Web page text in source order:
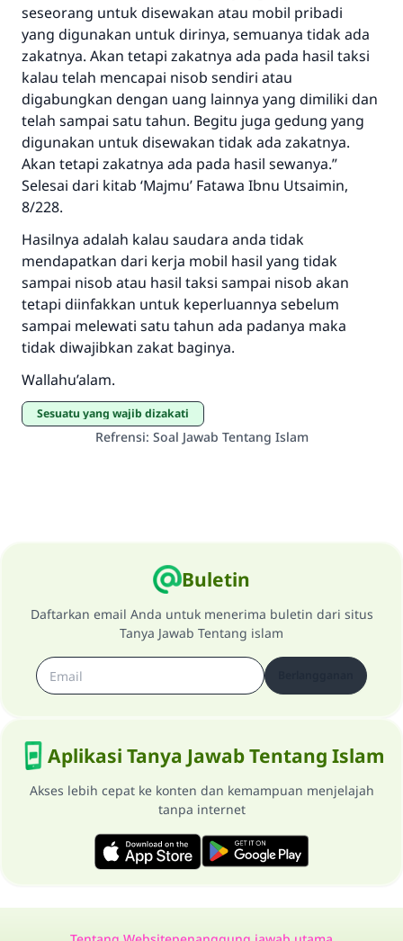
seseorang untuk disewakan atau mobil pribadi
yang digunakan untuk dirinya, semuanya tidak ada
zakatnya. Akan tetapi zakatnya ada pada hasil taksi
kalau telah mencapai nisob sendiri atau
digabungkan dengan uang lainnya yang dimiliki dan
telah sampai satu tahun. Begitu juga gedung yang
digunakan untuk disewakan tidak ada zakatnya.
Akan tetapi zakatnya ada pada hasil sewanya.”
Selesai dari kitab ‘Majmu’ Fatawa Ibnu Utsaimin,
8/228.
Hasilnya adalah kalau saudara anda tidak
mendapatkan dari kerja mobil hasil yang tidak
sampai nisob atau hasil taksi sampai nisob akan
tetapi diinfakkan untuk keperluannya sebelum
sampai melewati satu tahun ada padanya maka
tidak diwajibkan zakat baginya.
Wallahu’alam.
sesuatu yang wajib dizakati
Refrensi: Soal Jawab Tentang Islam
Buletin
Daftarkan email Anda untuk menerima buletin dari situs
Tanya Jawab Tentang islam
Aplikasi Tanya Jawab Tentang Islam
Akses lebih cepat ke konten dan kemampuan menjelajah
tanpa internet